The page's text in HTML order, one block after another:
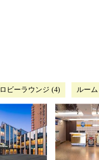
ロビーラウンジ (4) ルー